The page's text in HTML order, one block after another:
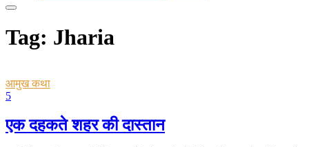
Tag: Jharia
आमुख कथा
5
एक दहकते शहर की दास्तान